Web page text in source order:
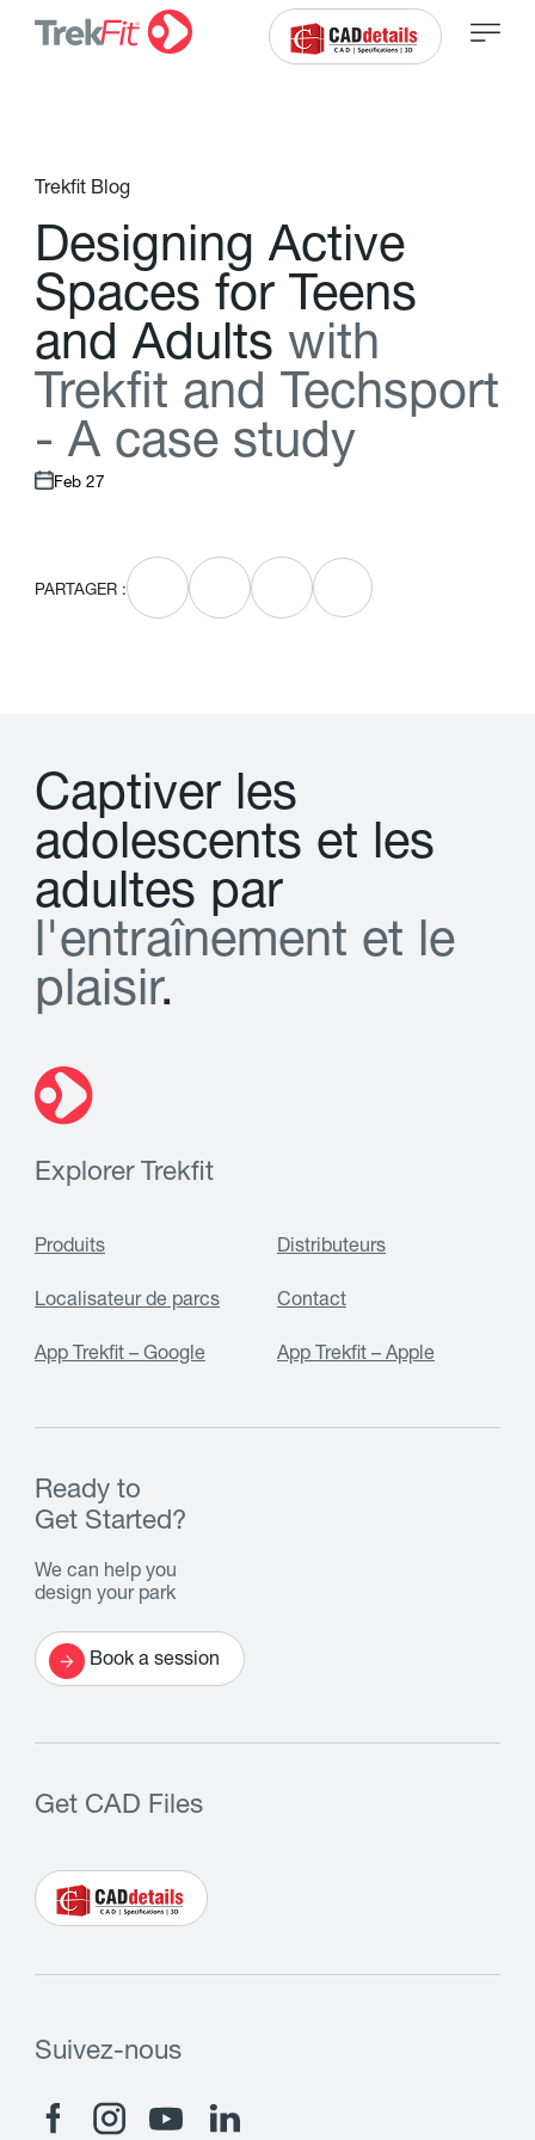
Trekfit Blog
Designing Active
Spaces for Teens
and Adults with
Trekft and Techsport
- A case study
Feb 27
PARTAGER :
Captiver les
adolescents et les
adultes par
l'entraînement et le
plaisir.
Explorer Trekfit
Produits Distributeurs
Localisateur de parcs Contact
App Trekfit – Google App Trekfit – Apple
Ready to
Get Started?
We can help you
design your park
Book a session
Get CAD Files
Suivez-nous